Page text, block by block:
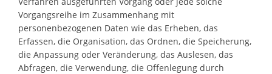
Vorgangsreihe im Zusammenhang mit
personenbezogenen Daten wie das Erheben, das
Erfassen, die Organisation, das Ordnen, die Speicherung,
die Anpassung oder Veränderung, das Auslesen, das
Abfragen, die Verwendung, die Offenlegung durch